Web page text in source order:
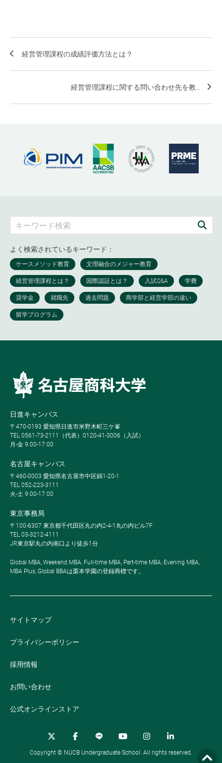
経営管理課程の成績評価方法とは？
経営管理課程に関する問い合わせ先を教...
よく検索されているキーワード：
日進キャンパス
〒470-0193 愛知県日進市米野木町三ケ峯
TEL 0561-73-2111（代表）0120-41-3006（入試）
月-金 9:00-17:00
名古屋キャンパス
〒460-0003 愛知県名古屋市中区錦1-20-1
TEL 052-223-3111
火-土 9:00-17:00
東京事務局
〒100-6307 東京都千代田区丸の内2-4-1丸の内ビル7F
TEL 03-3212-4111
JR東京駅丸の内南口より徒歩1分
Global MBA, Weekend MBA, Full-time MBA, Part-time MBA, Evening MBA,
MBA Plus, Global BBAは栗本学園の登録商標です。
サイトマップ
プライバシーポリシー
採用情報
お問い合わせ
公式オンラインストア
Copyright © NUCB Undergraduate School. All rights reserved.